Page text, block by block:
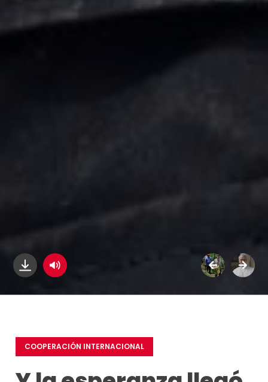
COOPERACIÓN INTERNACIONAL